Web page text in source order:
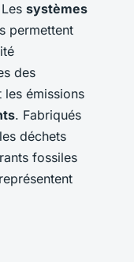
systèmes
permettent
des
émissions
. Fabriqués
déchets
fossiles